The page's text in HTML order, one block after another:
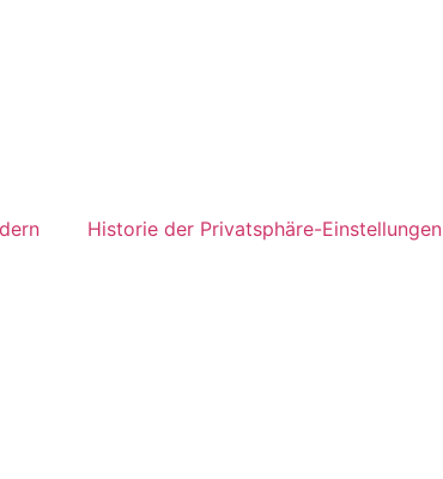
Historie der Privatsphäre-Einstellungen